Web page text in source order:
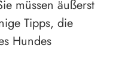
müssen äußerst
Tipps, die
Hundes